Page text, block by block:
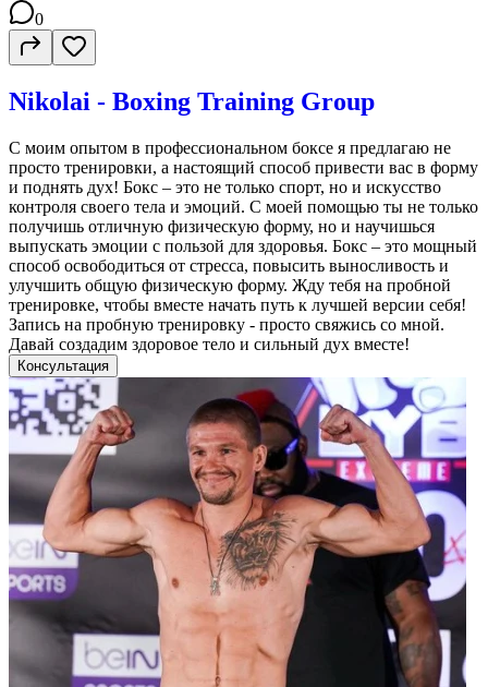
0
Nikolai - Boxing Training Group
С моим опытом в профессиональном боксе я предлагаю не
просто тренировки, а настоящий способ привести вас в форму
и поднять дух! Бокс – это не только спорт, но и искусство
контроля своего тела и эмоций. С моей помощью ты не только
получишь отличную физическую форму, но и научишься
выпускать эмоции с пользой для здоровья. Бокс – это мощный
способ освободиться от стресса, повысить выносливость и
улучшить общую физическую форму. Жду тебя на пробной
тренировке, чтобы вместе начать путь к лучшей версии себя!
Запись на пробную тренировку - просто свяжись со мной.
Давай создадим здоровое тело и сильный дух вместе!
Консультация